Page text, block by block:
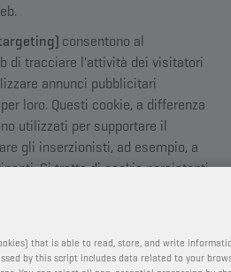
consentono al
di tracciare l'attività dei visitatori
annunci pubblicitari
loro. Questi cookie, a differenza
utilizzati per supportare il
gli inserzionisti, ad esempio, a
Si tratta di cookie persistenti
i cookie elencati nella tabella
that is able to read, store, and write
by this script includes data related to your